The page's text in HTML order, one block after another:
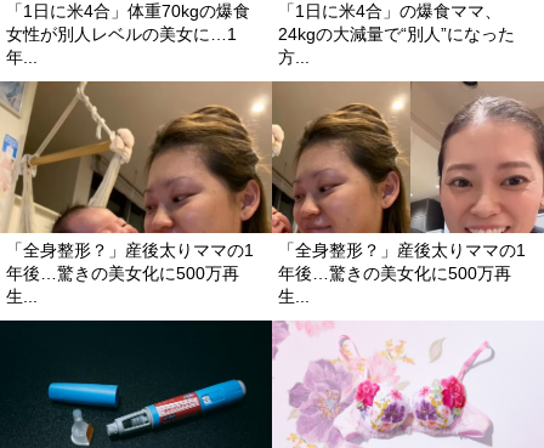
「1日に米4合」体重70kgの爆食
女性が別人レベルの美女に…1
年...
「1日に米4合」の爆食ママ、
24kgの大減量で“別人”になった
方...
「全身整形？」産後太りママの1
年後…驚きの美女化に500万再
生...
「全身整形？」産後太りママの1
年後…驚きの美女化に500万再
生...